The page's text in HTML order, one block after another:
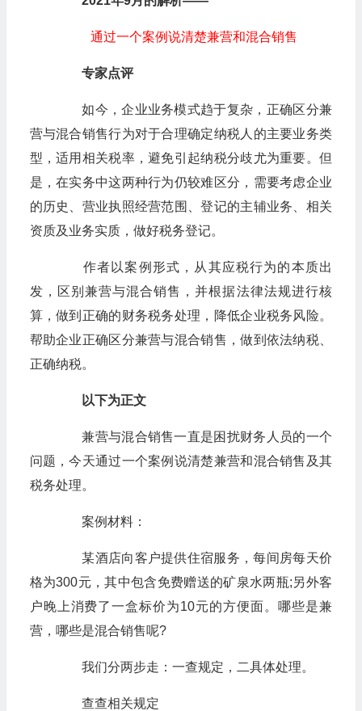
通过一个案例说清楚兼营和混合销售
专家点评
如今，企业业务模式趋于复杂，正确区分兼
营与混合销售行为对于合理确定纳税人的主要业务类
型，适用相关税率，避免引起纳税分歧尤为重要。但
是，在实务中这两种行为仍较难区分，需要考虑企业
的历史、营业执照经营范围、登记的主辅业务、相关
资质及业务实质，做好税务登记。
作者以案例形式，从其应税行为的本质出
发，区别兼营与混合销售，并根据法律法规进行核
算，做到正确的财务税务处理，降低企业税务风险。
帮助企业正确区分兼营与混合销售，做到依法纳税、
正确纳税。
以下为正文
兼营与混合销售一直是困扰财务人员的一个
问题，今天通过一个案例说清楚兼营和混合销售及其
税务处理。
案例材料：
某酒店向客户提供住宿服务，每间房每天价
格为300元，其中包含免费赠送的矿泉水两瓶;另外客
户晚上消费了一盒标价为10元的方便面。哪些是兼
营，哪些是混合销售呢?
我们分两步走：一查规定，二具体处理。
查查相关规定